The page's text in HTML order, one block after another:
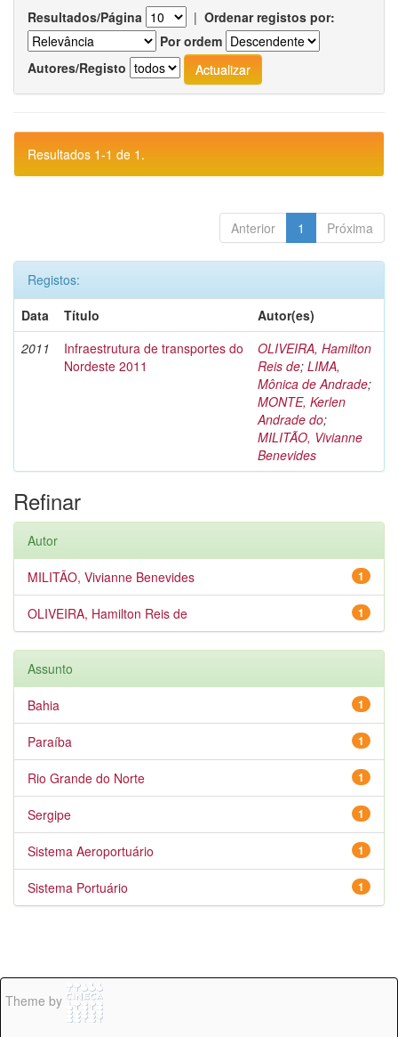
Resultados/Página | Ordenar registos por:
Por ordem
Autores/Registo
Resultados 1-1 de 1.
Anterior 1 Próxima
Registos:
Data
Título
Autor(es)
2011
Infraestrutura de transportes do
Nordeste 2011
OLIVEIRA, Hamilton
Reis de; LIMA,
Mônica de Andrade;
MONTE, Kerlen
Andrade do;
MILITÃO, Vivianne
Benevides
Refinar
Autor
1
MILITÃO, Vivianne Benevides
1
OLIVEIRA, Hamilton Reis de
Assunto
1
Bahia
1
Paraíba
1
Rio Grande do Norte
1
Sergipe
1
Sistema Aeroportuário
1
Sistema Portuário
Theme by